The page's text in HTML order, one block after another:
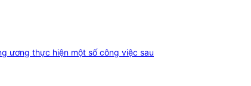
ương thực hiện một số công việc sau